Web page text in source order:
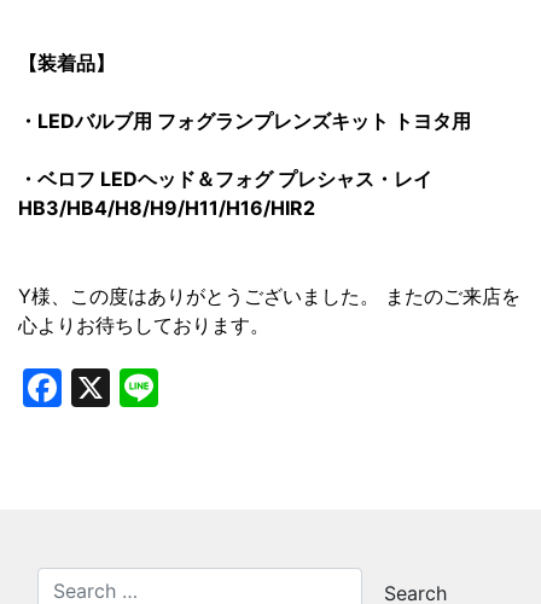
【装着品】
・LEDバルブ用 フォグランプレンズキット トヨタ用
・ベロフ LEDヘッド＆フォグ プレシャス・レイ
HB3/HB4/H8/H9/H11/H16/HIR2
Y様、この度はありがとうございました。 またのご来店を
心よりお待ちしております。
Facebook
X